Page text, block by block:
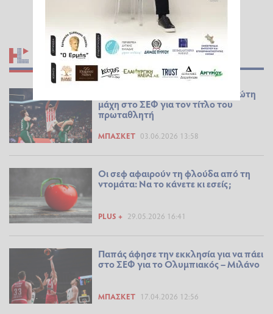
ΣΧΕΤΙΚΆ ΆΡΘΡΑ
Ολυμπιακός - Παναθηναϊκός: Πρώτη
μάχη στο ΣΕΦ για τον τίτλο του
πρωταθλητή
ΜΠΆΣΚΕΤ 03.06.2026 13:58
Οι σεφ αφαιρούν τη φλούδα από τη
ντομάτα: Να το κάνετε κι εσείς;
PLUS + 29.05.2026 16:41
Παπάς άφησε την εκκλησία για να πάει
στο ΣΕΦ για το Ολυμπιακός – Μιλάνο
ΜΠΆΣΚΕΤ 17.04.2026 12:56